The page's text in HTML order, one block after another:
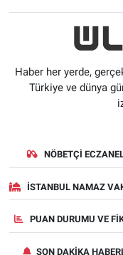
Haber her yerde,
Türkiye ve dünya
NÖBETÇI
İSTANBUL NAMAZ
PUAN DURUMU VE
SON DAKIKA